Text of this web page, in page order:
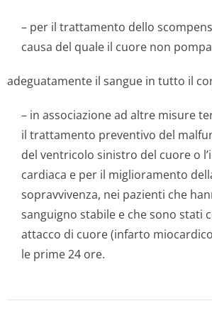
– per il trattamento dello
causa del quale il cuore non pompa
adeguatamente il sangue in tutto il
– in associazione ad altre misure
il trattamento preventivo del
del ventricolo sinistro del cuore o
cardiaca e per il miglioramento
sopravvivenza, nei pazienti che
sanguigno stabile e che sono stati
attacco di cuore (infarto
le prime 24 ore.